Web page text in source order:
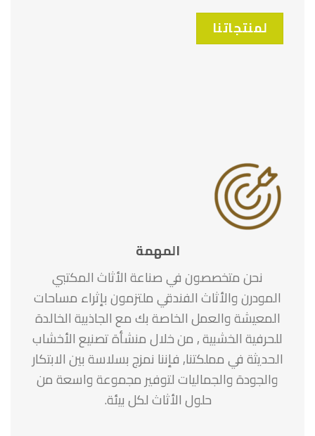
لمنتجاتنا
المهمة
نحن متخصصون في صناعة الأثاث المكتبي
المودرن والأثاث الفندقي ملتزمون بإثراء مساحات
المعيشة والعمل الخاصة بك مع الجاذبية الخالدة
للحرفية الخشبية , من خلال منشأة تصنيع الأخشاب
الحديثة في مملكتنا, فإننا نمزج بسلاسة بين الابتكار
والجودة والجماليات لتوفير مجموعة واسعة من
حلول الأثاث لكل بيئة.